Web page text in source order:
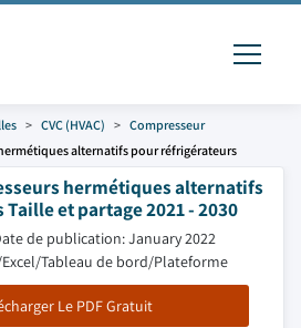
CVC (HVAC)
Compresseur
alternatifs pour réfrigérateurs
hermétiques alternatifs
et partage 2021 - 2030
de publication: January 2022
Tableau de bord/Plateforme
Le PDF Gratuit